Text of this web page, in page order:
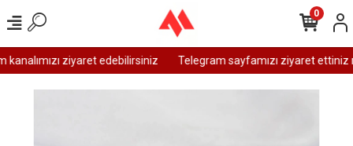
ziyaret edebilirsiniz Telegram sayfamızı ziyaret ettiniz
0